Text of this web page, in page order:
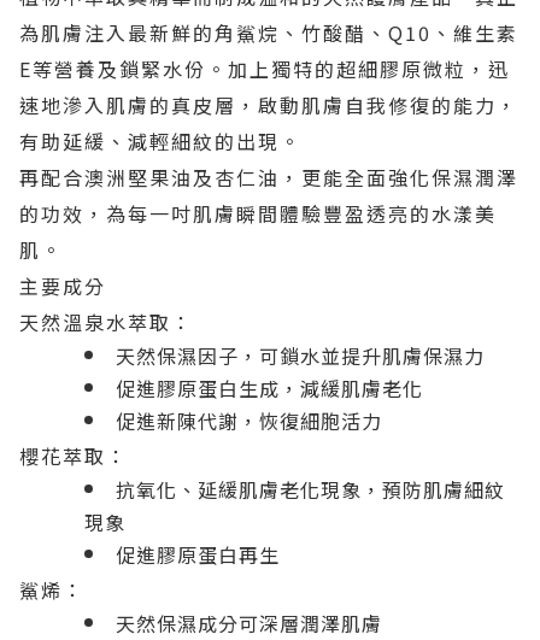
為肌膚注入最新鮮的角鯊烷、竹酸醋、Q10、維生素
E等營養及鎖緊水份。加上獨特的超細膠原微粒，迅
速地滲入肌膚的真皮層，啟動肌膚自我修復的能力，
有助延緩、減輕細紋的出現。
再配合澳洲堅果油及杏仁油，更能全面強化保濕潤澤
的功效，為每一吋肌膚瞬間體驗豐盈透亮的水漾美
肌。
主要成分
天然溫泉水萃取：
天然保濕因子，可鎖水並提升肌膚保濕力
促進膠原蛋白生成，減緩肌膚老化
促進新陳代謝，恢復細胞活力
櫻花萃取：
抗氧化、延緩肌膚老化現象，預防肌膚細紋
現象
促進膠原蛋白再生
鯊烯：
天然保濕成分可深層潤澤肌膚